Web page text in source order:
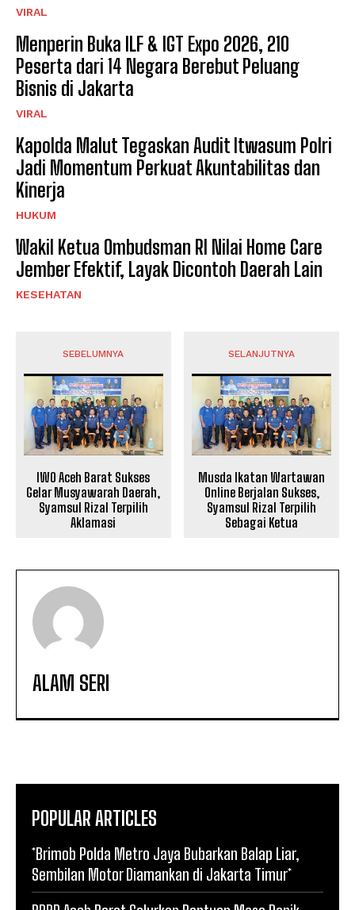
VIRAL
Menperin Buka ILF & IGT Expo 2026, 210
Peserta dari 14 Negara Berebut Peluang
Bisnis di Jakarta
VIRAL
Kapolda Malut Tegaskan Audit Itwasum Polri
Jadi Momentum Perkuat Akuntabilitas dan
Kinerja
HUKUM
Wakil Ketua Ombudsman RI Nilai Home Care
Jember Efektif, Layak Dicontoh Daerah Lain
KESEHATAN
SEBELUMNYA
IWO Aceh Barat Sukses
Gelar Musyawarah Daerah,
Syamsul Rizal Terpilih
Aklamasi
SELANJUTNYA
Musda Ikatan Wartawan
Online Berjalan Sukses,
Syamsul Rizal Terpilih
Sebagai Ketua
ALAM SERI
POPULAR ARTICLES
*Brimob Polda Metro Jaya Bubarkan Balap Liar,
Sembilan Motor Diamankan di Jakarta Timur*